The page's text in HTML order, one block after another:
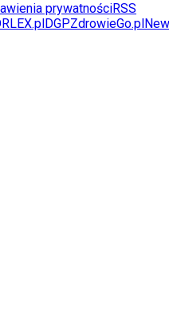
prywatnościRSS
DGPZdrowieGo.pl